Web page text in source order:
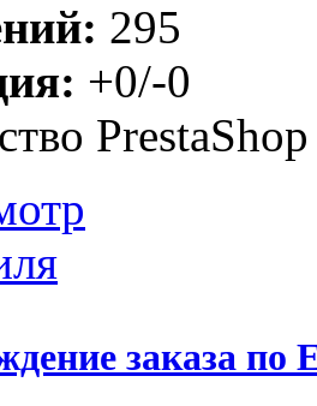
295
+0/-0
PrestaShop
заказа по